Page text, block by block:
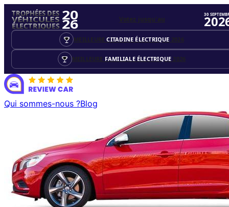
TROPHÉES DES
VÉHICULES
ÉLECTRIQUES
20
26
MEILLEURECITADINE ÉLECTRIQUE 2026
MEILLEURE FAMILIALE ÉLECTRIQUE 2026
Votez jusqu'au
30
Qui sommes-nous ?Blog